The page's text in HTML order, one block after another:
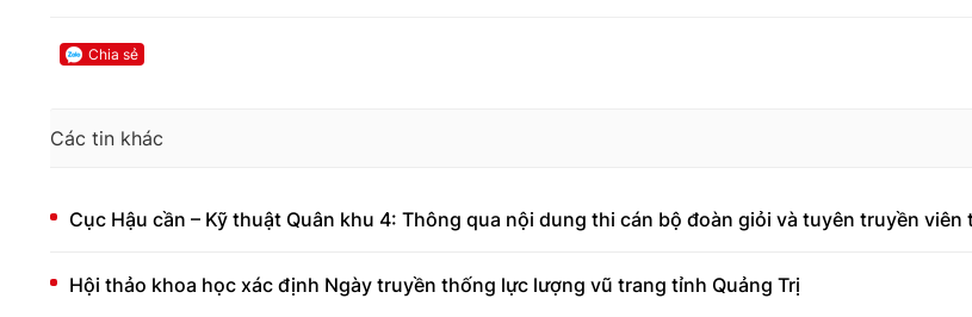
Chia sẻ
Các tin khác
Cục Hậu cần – Kỹ thuật Quân khu 4: Thông qua nội dung thi cán bộ đoàn giỏi và tuyên truyền viên
Hội thảo khoa học xác định Ngày truyền thống lực lượng vũ trang tỉnh Quảng Trị